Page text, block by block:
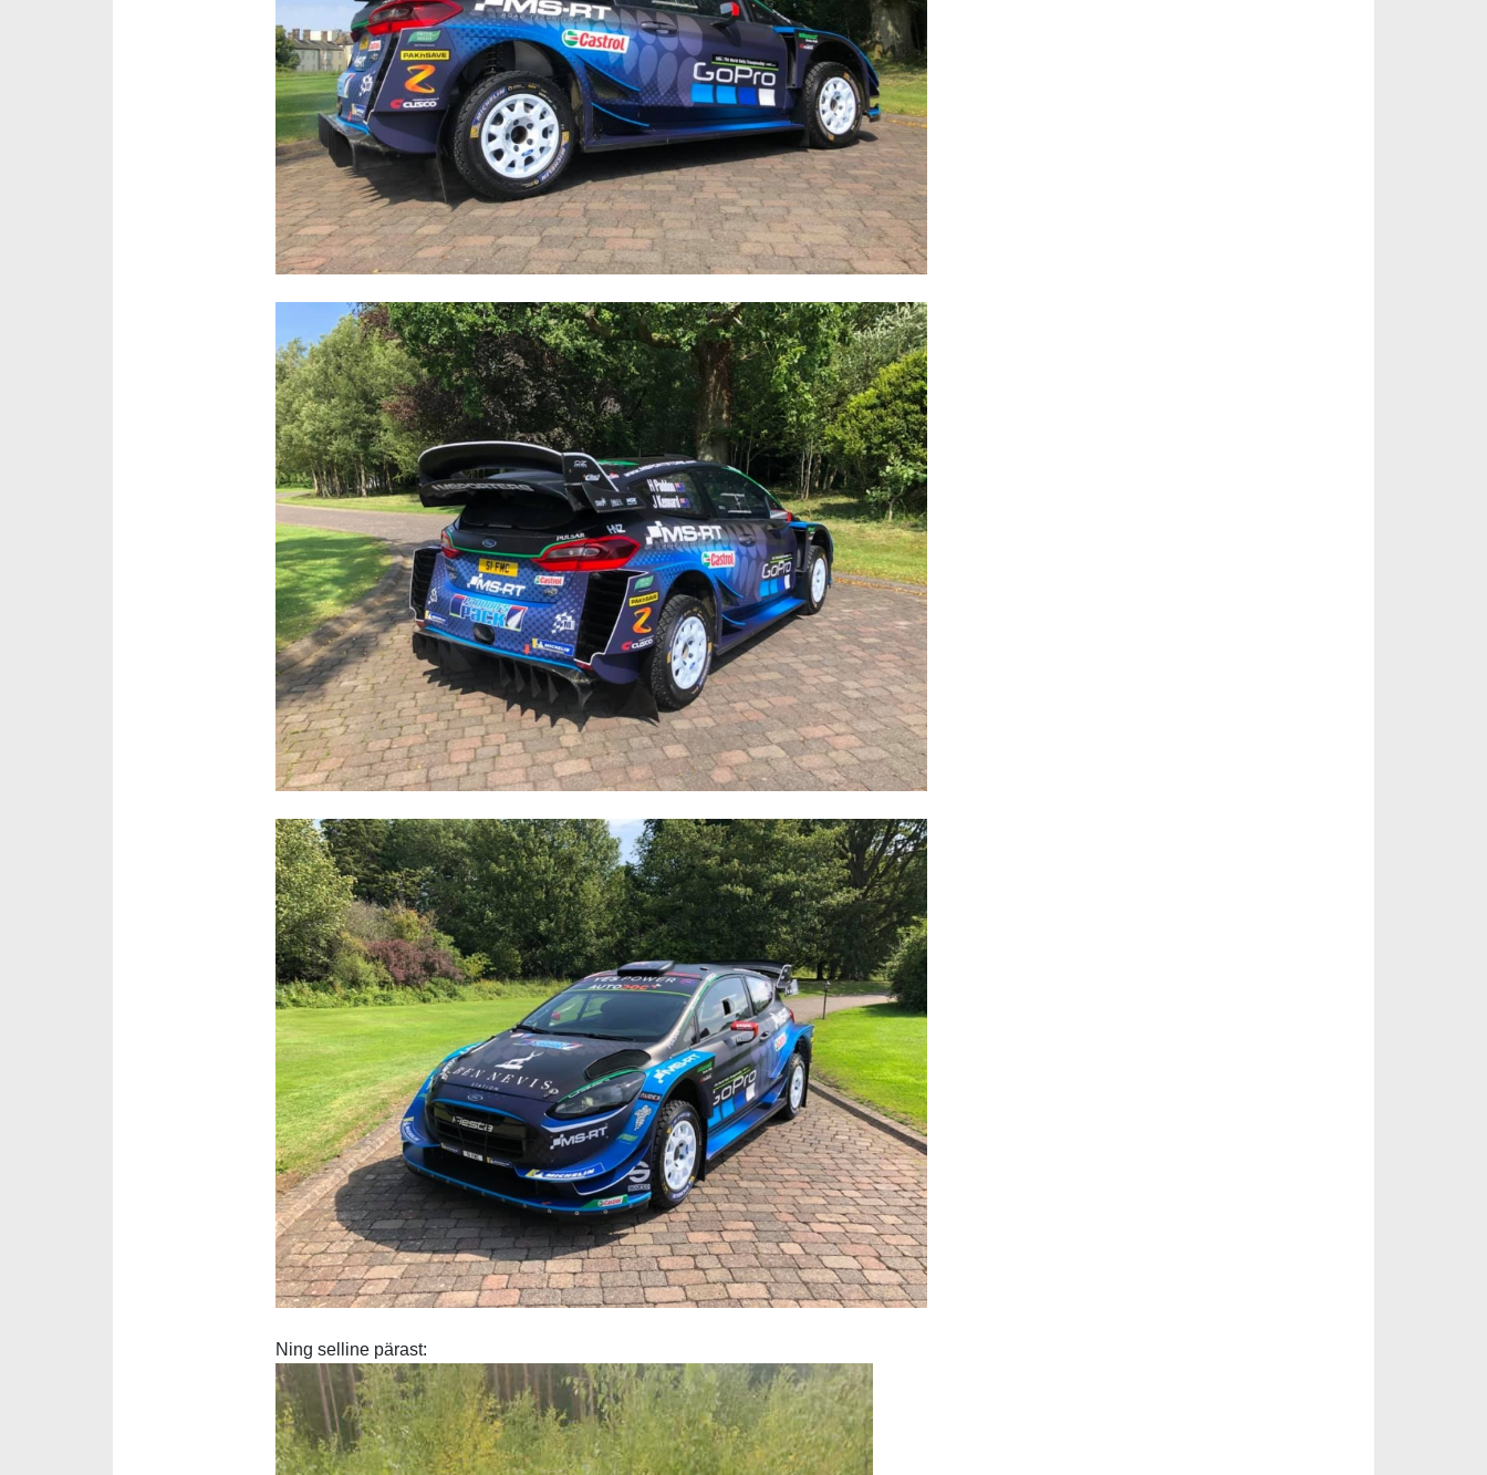
Ning selline pärast: